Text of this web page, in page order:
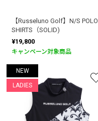
【Russeluno Golf】N/S POLO
SHIRTS（SOLID)
¥19,800
キャンペーン対象商品
NEW
LADIES